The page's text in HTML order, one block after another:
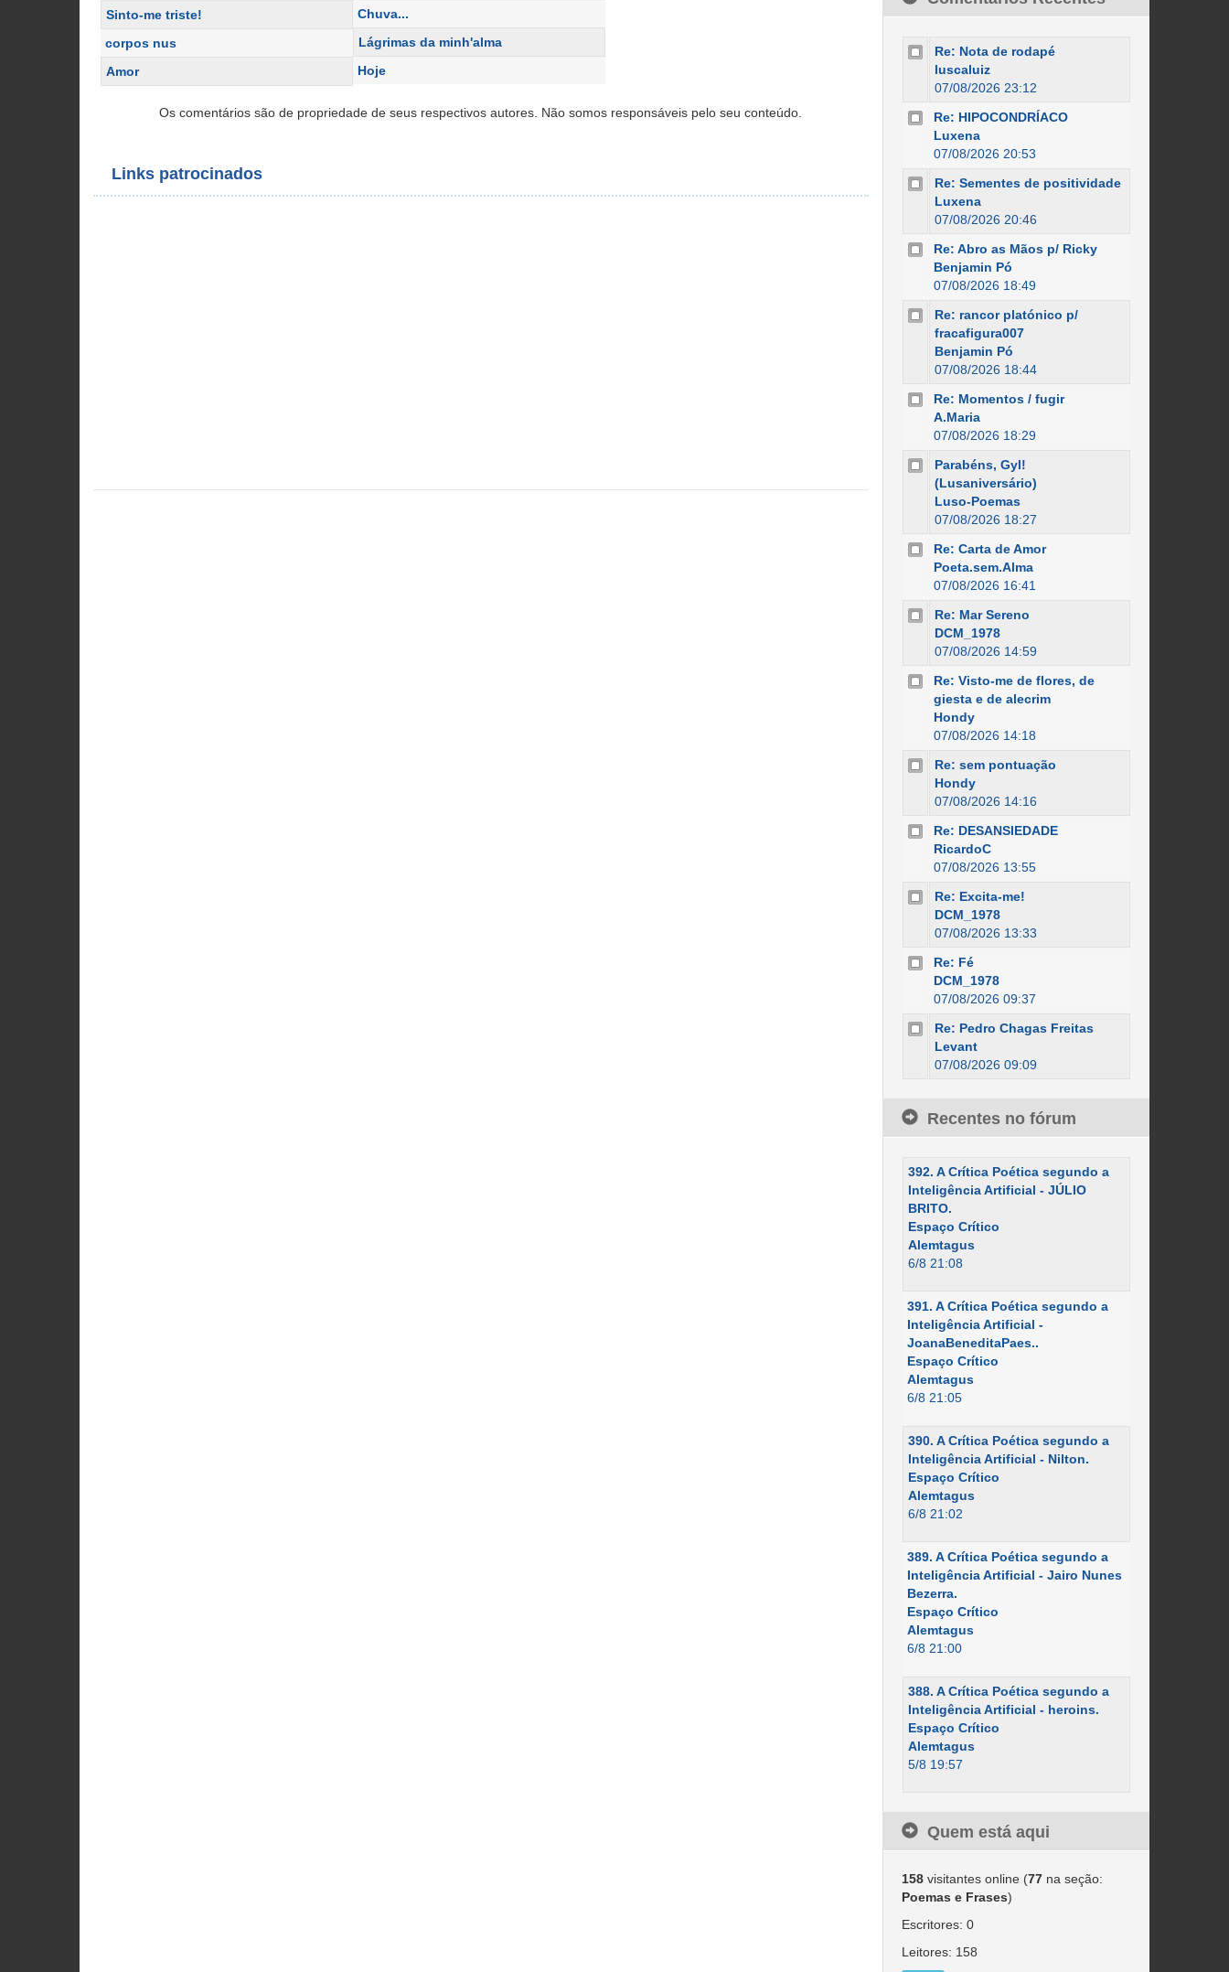
Sinto-me triste!
corpos nus
Amor
Chuva...
Lágrimas da minh'alma
Hoje
Os comentários são de propriedade de seus respectivos autores. Não somos responsáveis pelo seu conteúdo.
Links patrocinados
Re: Nota de rodapé
luscaluiz
07/08/2026 23:12
Re: HIPOCONDRÍACO
Luxena
07/08/2026 20:53
Re: Sementes de positividade
Luxena
07/08/2026 20:46
Re: Abro as Mãos p/ Ricky
Benjamin Pó
07/08/2026 18:49
Re: rancor platónico p/
fracafigura007
Benjamin Pó
07/08/2026 18:44
Re: Momentos / fugir
A.Maria
07/08/2026 18:29
Parabéns, Gyl!
(Lusaniversário)
Luso-Poemas
07/08/2026 18:27
Re: Carta de Amor
Poeta.sem.Alma
07/08/2026 16:41
Re: Mar Sereno
DCM_1978
07/08/2026 14:59
Re: Visto-me de flores, de
giesta e de alecrim
Hondy
07/08/2026 14:18
Re: sem pontuação
Hondy
07/08/2026 14:16
Re: DESANSIEDADE
RicardoC
07/08/2026 13:55
Re: Excita-me!
DCM_1978
07/08/2026 13:33
Re: Fé
DCM_1978
07/08/2026 09:37
Re: Pedro Chagas Freitas
Levant
07/08/2026 09:09
Recentes no fórum
392. A Crítica Poética segundo a
Inteligência Artificial - JÚLIO
BRITO.
Espaço Crítico
Alemtagus
6/8 21:08
391. A Crítica Poética segundo a
Inteligência Artificial -
JoanaBeneditaPaes..
Espaço Crítico
Alemtagus
6/8 21:05
390. A Crítica Poética segundo a
Inteligência Artificial - Nilton.
Espaço Crítico
Alemtagus
6/8 21:02
389. A Crítica Poética segundo a
Inteligência Artificial - Jairo Nunes
Bezerra.
Espaço Crítico
Alemtagus
6/8 21:00
388. A Crítica Poética segundo a
Inteligência Artificial - heroins.
Espaço Crítico
Alemtagus
5/8 19:57
Quem está aqui
158visitantes online (77na seção:
Poemas e Frases)
Escritores: 0
Leitores: 158